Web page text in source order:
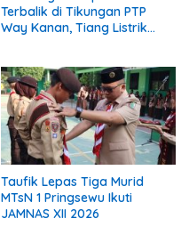
Terbalik di Tikungan PTP
Way Kanan, Tiang Listrik
Taufik Lepas Tiga Murid
MTsN 1 Pringsewu Ikuti
JAMNAS XII 2026